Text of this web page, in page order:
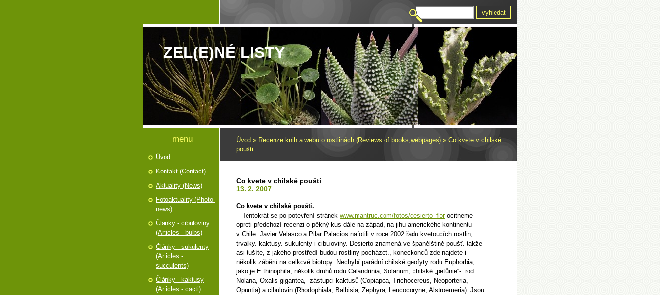
ZEL(E)NÉ LISTY
Úvod » Recenze knih a webů o rostlinách (Reviews of books,webpages) » Co kvete v chilské
poušti
Co kvete v chilské poušti
13. 2. 2007
Co kvete v chilské poušti.
Tentokrát se po potevření stránek www.mantruc.com/fotos/desierto_florocitneme
oproti předchozí recenzi o pěkný kus dále na západ, na jihu amerického kontinentu
v Chile. Javier Velasco a Pilar Palacios nafotili v roce 2002 řadu kvetoucích rostlin,
trvalky, kaktusy, sukulenty i cibuloviny. Desierto znamená ve španělštině poušť, takže
asi tušíte, z jakého prostředí budou rostliny pocházet., koneckonců zde najdete i
několik záběrů na celkové biotopy. Nechybí parádní chilské geofyty rodu Euphorbia,
jako je E.thinophila, několik druhů rodu Calandrinia, Solanum, chilské „petůnie“- rod
Nolana, Oxalis gigantea, zástupci kaktusů (Copiapoa, Trichocereus, Neoporteria,
Opuntia) a cibulovin (Rhodophiala, Balbisia, Zephyra, Leucocoryne, Alstroemeria). Jsou
menu
Úvod
Kontakt (Contact)
Aktuality (News)
Fotoaktuality (Photo-
news)
Články - cibuloviny
(Articles - bulbs)
Články - sukulenty
(Articles -
succulents)
Články - kaktusy
(Articles - cacti)